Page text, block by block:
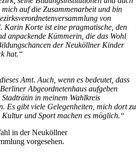
auf die Zusammenarbeit und bin
von
Karin Korte ist eine pragmatische, den
anpackende Kümmerin, die das Wohl
der Neuköllner Kinder
hat.“
Amt. Auch, wenn es bedeutet, dass
Abgeordnetenhaus aufgeben
in meinem Wahlkreis
Es gibt viele Gelegenheiten, mich dort zu
und Sport machen es möglich.“
in der Neuköllner
vorgesehen.